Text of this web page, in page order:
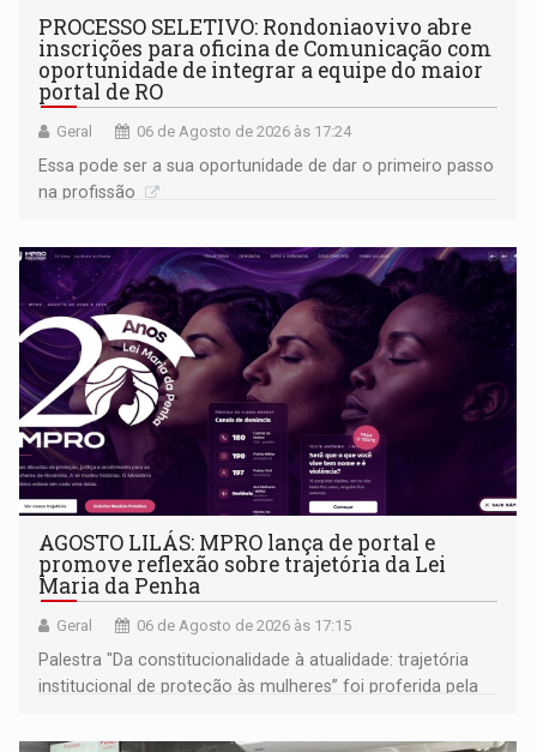
PROCESSO SELETIVO: Rondoniaovivo abre
inscrições para oficina de Comunicação com
oportunidade de integrar a equipe do maior
portal de RO
Geral 06 de Agosto de 2026 às 17:24
Essa pode ser a sua oportunidade de dar o primeiro passo
na profissão
AGOSTO LILÁS: MPRO lança de portal e
promove reflexão sobre trajetória da Lei
Maria da Penha
Geral 06 de Agosto de 2026 às 17:15
Palestra "Da constitucionalidade à atualidade: trajetória
institucional de proteção às mulheres” foi proferida pela
Goiás